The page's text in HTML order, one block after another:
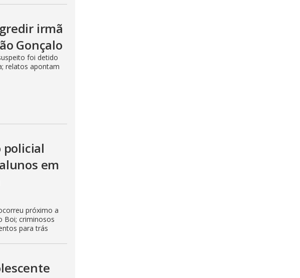
irmã
Gonçalo
foi detido
relatos apontam
policial
em
próximo a
Boi; criminosos
para trás